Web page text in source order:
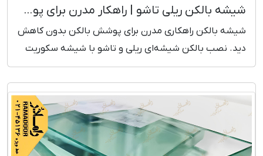
شیشه بالکن ریلی تاشو | راهکار مدرن برای پوشش بالکن
شیشه بالکن راهکاری مدرن برای پوشش بالکن بدون کاهش
دید. نصب بالکن شیشه‌ای ریلی و تاشو با شیشه سکوریت
مقاوم و طراحی زیبا. مشاوره و بازدید رایگان